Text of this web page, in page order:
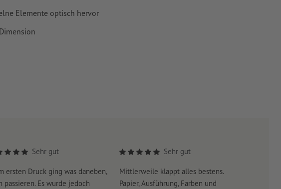
Elemente optisch hervor
Sehr gut
ersten Druck ging was daneben,
passieren. Es wurde jedoch
Sehr gut
Mittlerweile klappt alles bestens.
Papier, Ausführung, Farben und